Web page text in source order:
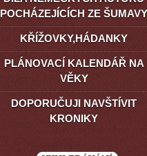
POCHÁZEJÍCÍCH ZE ŠUMAVY
KŘÍŽOVKY,HÁDANKY
PLÁNOVACÍ KALENDÁŘ NA
VĚKY
DOPORUČUJI NAVŠTÍVIT
KRONIKY